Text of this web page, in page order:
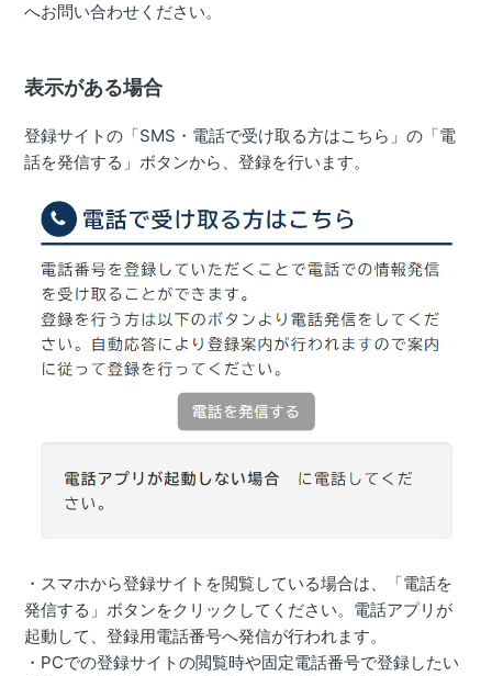
へお問い合わせください。
表示がある場合
登録サイトの「SMS・電話で受け取る方はこちら」の「電
話を発信する」ボタンから、登録を行います。
・スマホから登録サイトを閲覧している場合は、「電話を
発信する」ボタンをクリックしてください。電話アプリが
起動して、登録用電話番号へ発信が行われます。
・PCでの登録サイトの閲覧時や固定電話番号で登録したい